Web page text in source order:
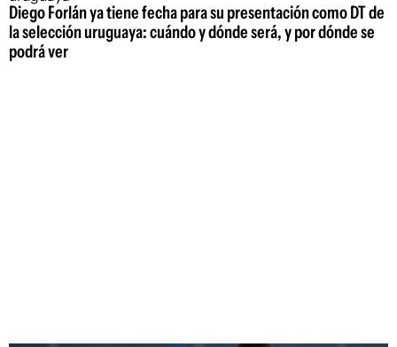
Diego Forlán ya tiene fecha para su presentación como DT de
la selección uruguaya: cuándo y dónde será, y por dónde se
podrá ver